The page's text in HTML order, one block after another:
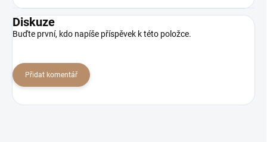
Diskuze
Buďte první, kdo napíše příspěvek k této položce.
Přidat komentář